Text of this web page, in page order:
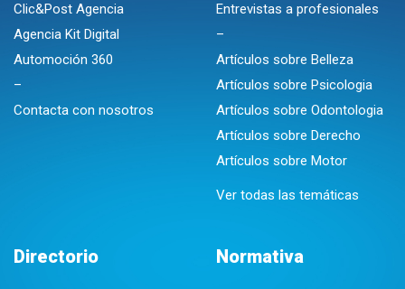
Clic&Post Agencia
Agencia Kit Digital
Automoción 360
–
Contacta con nosotros
Entrevistas a profesionales
–
Artículos sobre Belleza
Artículos sobre Psicologia
Artículos sobre Odontologia
Artículos sobre Derecho
Artículos sobre Motor
Ver todas las temáticas
Directorio Normativa